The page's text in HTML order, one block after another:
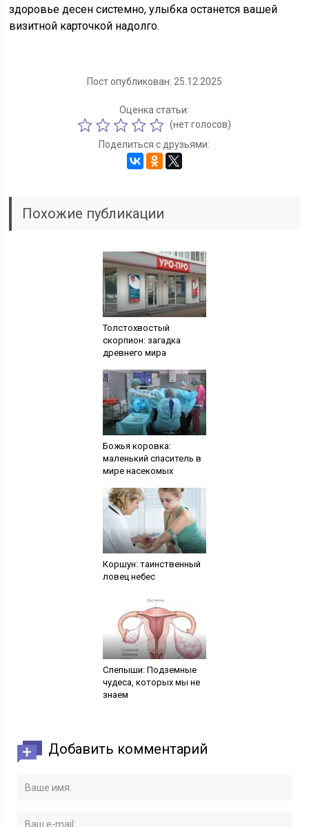
здоровье десен системно, улыбка останется вашей
визитной карточкой надолго.
Пост опубликован: 25.12.2025
Оценка статьи:
(нет голосов)
Поделиться с друзьями:
Похожие публикации
Толстохвостый
скорпион: загадка
древнего мира
Божья коровка:
маленький спаситель в
мире насекомых
Коршун: таинственный
ловец небес
Слепыши: Подземные
чудеса, которых мы не
знаем
Добавить комментарий